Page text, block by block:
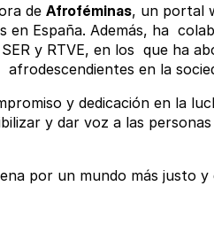
deAfroféminas, un portal
España. Además, ha
y RTVE, en los que ha
en la
y dedicación en la
y dar voz a las
por un mundo más justo y